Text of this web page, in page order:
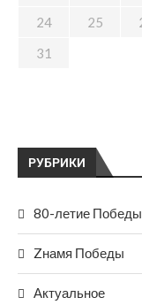
РУБРИКИ
80-летие Победы
Zнамя Победы
Актуальное
24
25
31